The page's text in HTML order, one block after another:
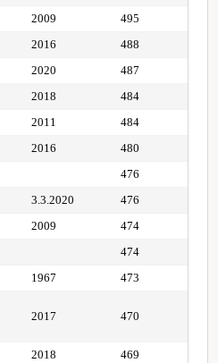
2009
495
2016
488
2020
487
2018
484
2011
484
2016
480
476
3.3.2020
476
2009
474
474
1967 473
2017 470
2018
469